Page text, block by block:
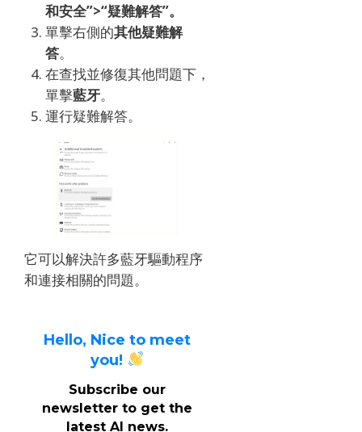
和安全”>“疑難解答”。
單擊右側的其他疑難解
答。
在查找並修復其他問題下，
單擊藍牙。
運行疑難解答。
它可以解決許多藍牙驅動程序
和連接相關的問題。
Hello, Nice to meet
you!
Subscribe our
newsletter to get the
latest AI news.